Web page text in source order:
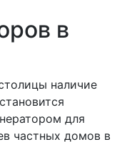
в
наличие
для
частных домов в